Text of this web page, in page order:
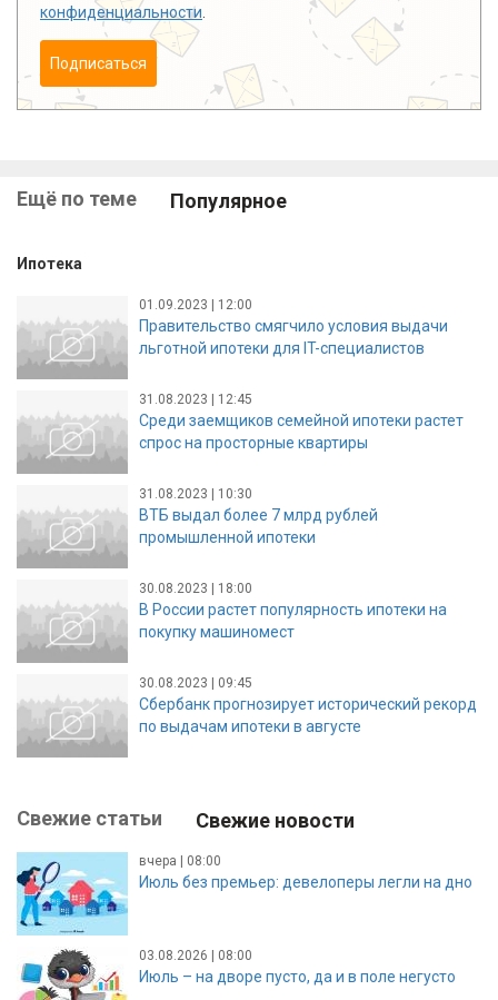
конфиденциальности
Подписаться
Ещё по теме Популярное
Ипотека
01.09.2023 | 12:00
Правительство смягчило условия выдачи
льготной ипотеки для IT-специалистов
31.08.2023 | 12:45
Среди заемщиков семейной ипотеки растет
спрос на просторные квартиры
31.08.2023 | 10:30
ВТБ выдал более 7 млрд рублей
промышленной ипотеки
30.08.2023 | 18:00
В России растет популярность ипотеки на
покупку машиномест
30.08.2023 | 09:45
Сбербанк прогнозирует исторический рекорд
по выдачам ипотеки в августе
Свежие статьи Свежие новости
вчера | 08:00
Июль без премьер: девелоперы легли на дно
03.08.2026 | 08:00
Июль – на дворе пусто, да и в поле негусто